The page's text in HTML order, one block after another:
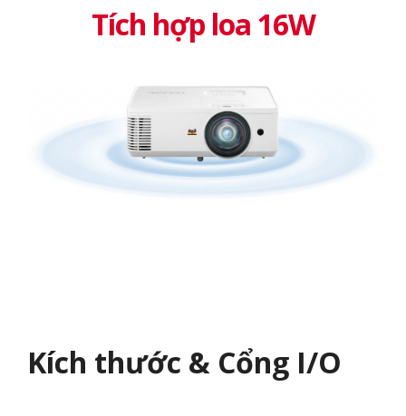
Tích hợp loa 16W
Kích thước & Cổng I/O